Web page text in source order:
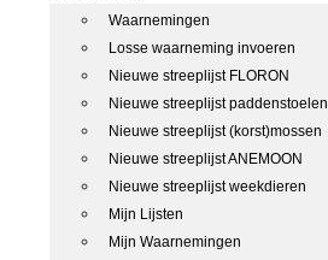
Waarnemingen
Losse waarneming invoeren
Nieuwe streeplijst FLORON
Nieuwe streeplijst paddenstoelen
Nieuwe streeplijst (korst)mossen
Nieuwe streeplijst ANEMOON
Nieuwe streeplijst weekdieren
Mijn Lijsten
Mijn Waarnemingen